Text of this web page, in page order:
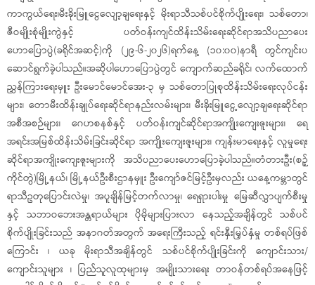
ကာကွယ်ရေး၊မီးခိုးမြူငွေလျော့ချရေးနှင့် မိုးရာသီသစ်ပင်စိုက်ပျိုးရေး၊ သစ်တော၊
ဇီဝမျိုးစုံမျိုးကွဲနှင့် ပတ်ဝန်းကျင်ထိန်းသိမ်းရေးဆိုင်ရာအသိပညာပေး
ဟောပြောပွဲ(ခရိုင်အဆင့်)ကို (၂၉-၆-၂၀၂၆)ရက်နေ့ (၁၀:၀၀)နာရီ တွင်ကျင်းပ
ဆောင်ရွက်ခဲ့ပါသည်။အဆိုပါဟောပြောပွဲတွင် ကျောက်ဆည်ခရိုင်၊ လက်ထောက်
ညွှန်ကြားရေးမှူး ဦးမောင်မောင်အေး-၃ မှ သစ်တောပြုစုထိန်းသိမ်းရေးလုပ်ငန်း
များ၊ တောမီးထိန်းချုပ်ရေးဆိုင်ရာနည်းလမ်းများ၊ မီးခိုးမြူငွေ့လျော့ချရေးဆိုင်ရာ
အစီအစဉ်များ၊ ဂေဟစနစ်နှင့် ပတ်ဝန်းကျင်ဆိုင်ရာအကျိုးကျေးဇူးများ၊ ရေ
အရင်းအမြစ်ထိန်းသိမ်းခြင်းဆိုင်ရာ အကျိုးကျေးဇူးများ၊ ကျန်းမာရေးနှင့် လူမှုရေး
ဆိုင်ရာအကျိုးကျေးဇူးများကို အသိပညာပေးဟောပြောခဲ့ပါသည်။တံတားဦး(စဉ့်
ကိုင်တွဲ)မြို့နယ်၊ မြို့နယ်ဦးစီးဌာနမှူး ဦးကျော်ဇင်မြင့်ဦးမှလည်း ယနေ့ကမ္ဘာတွင်
ရာသီဥတုပြောင်းလဲမှု၊ အပူချိန်မြင့်တက်လာမှု၊ ရေရှားပါးမှု မြေဆီလွှာပျက်စီးမှု
နှင့် သဘာဝဘေးအန္တရာယ်များ ပိုမိုများပြားလာ နေသည့်အချိန်တွင် သစ်ပင်
စိုက်ပျိုးခြင်းသည် အနာဂတ်အတွက် အရေးကြီးသည့် ရင်းနှီးမြှပ်နှံမှု တစ်ရပ်ဖြစ်
ကြောင်း ၊ ယခု မိုးရာသီအချိန်တွင် သစ်ပင်စိုက်ပျိုးခြင်းကို ကျောင်းသား/
ကျောင်းသူများ ၊ ပြည်သူလူထုများမှ အမျိုးသားရေး တာဝန်တစ်ရပ်အနေဖြင့်